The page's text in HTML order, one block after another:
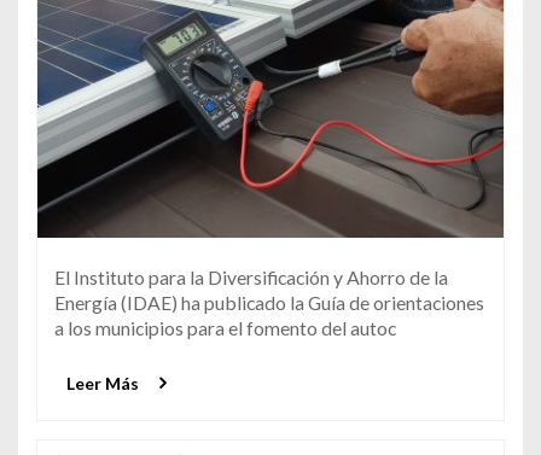
El Instituto para la Diversificación y Ahorro de la
Energía (IDAE) ha publicado la Guía de orientaciones
a los municipios para el fomento del autoc
Leer Más